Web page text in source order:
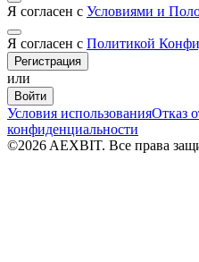
Я согласен с Условиями и
Я согласен с Политикой
Регистрация
или
Войти
Условия использованияОтказ
конфиденциальности
©2026 AEXBIT. Все права